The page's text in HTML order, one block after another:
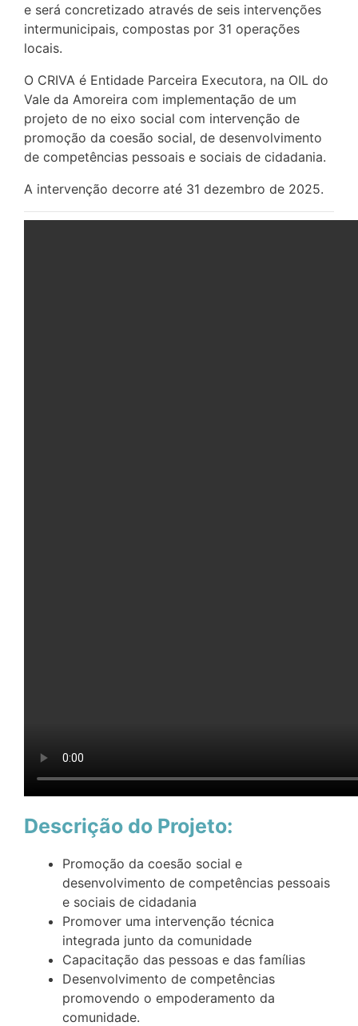
e será concretizado através de seis intervenções
intermunicipais, compostas por 31 operações
locais.
O CRIVA é Entidade Parceira Executora, na OIL do
Vale da Amoreira com implementação de um
projeto de no eixo social com intervenção de
promoção da coesão social, de desenvolvimento
de competências pessoais e sociais de cidadania.
A intervenção decorre até 31 dezembro de 2025.
Descrição do Projeto:
Promoção da coesão social e
desenvolvimento de competências pessoais
e sociais de cidadania​
Promover uma intervenção técnica
integrada junto da comunidade​
Capacitação das pessoas e das famílias ​
Desenvolvimento de competências
promovendo o empoderamento da
comunidade.